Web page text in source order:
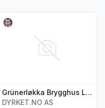
Brygghus
Grünerløkka Brygghus Løkka Lys Pils 330ml
DYRKET.NO AS
Vis flere detaljer for